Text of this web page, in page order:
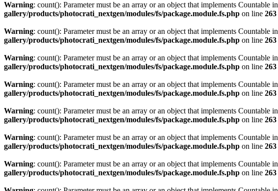
Warning: count(): Parameter must be an array or an object that implements Countable in
gallery/products/photocrati_nextgen/modules/fs/package.module.fs.php on line 263
Warning: count(): Parameter must be an array or an object that implements Countable in
gallery/products/photocrati_nextgen/modules/fs/package.module.fs.php on line 263
Warning: count(): Parameter must be an array or an object that implements Countable in
gallery/products/photocrati_nextgen/modules/fs/package.module.fs.php on line 263
Warning: count(): Parameter must be an array or an object that implements Countable in
gallery/products/photocrati_nextgen/modules/fs/package.module.fs.php on line 263
Warning: count(): Parameter must be an array or an object that implements Countable in
gallery/products/photocrati_nextgen/modules/fs/package.module.fs.php on line 263
Warning: count(): Parameter must be an array or an object that implements Countable in
gallery/products/photocrati_nextgen/modules/fs/package.module.fs.php on line 263
Warning: count(): Parameter must be an array or an object that implements Countable in
gallery/products/photocrati_nextgen/modules/fs/package.module.fs.php on line 263